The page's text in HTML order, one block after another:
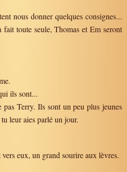
nous donner quelques consignes...
toute seule, Thomas et Em seront
ils sont...
Terry. Ils sont un peu plus jeunes
leur aies parlé un jour.
eux, un grand sourire aux lèvres.